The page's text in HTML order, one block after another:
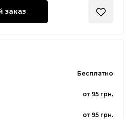
заказ
Бесплатно
от 95 грн.
от 95 грн.